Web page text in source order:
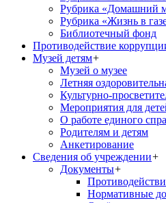
Рубрика «Домашний
Рубрика «Жизнь в
Библиотечный фонд
Противодействие
Музей детям+
Музей о музее
Летняя
Культурно-
Мероприятия для
О работе единого
Родителям и детям
Анкетирование
Сведения об учреждении+
Документы+
Нормативные